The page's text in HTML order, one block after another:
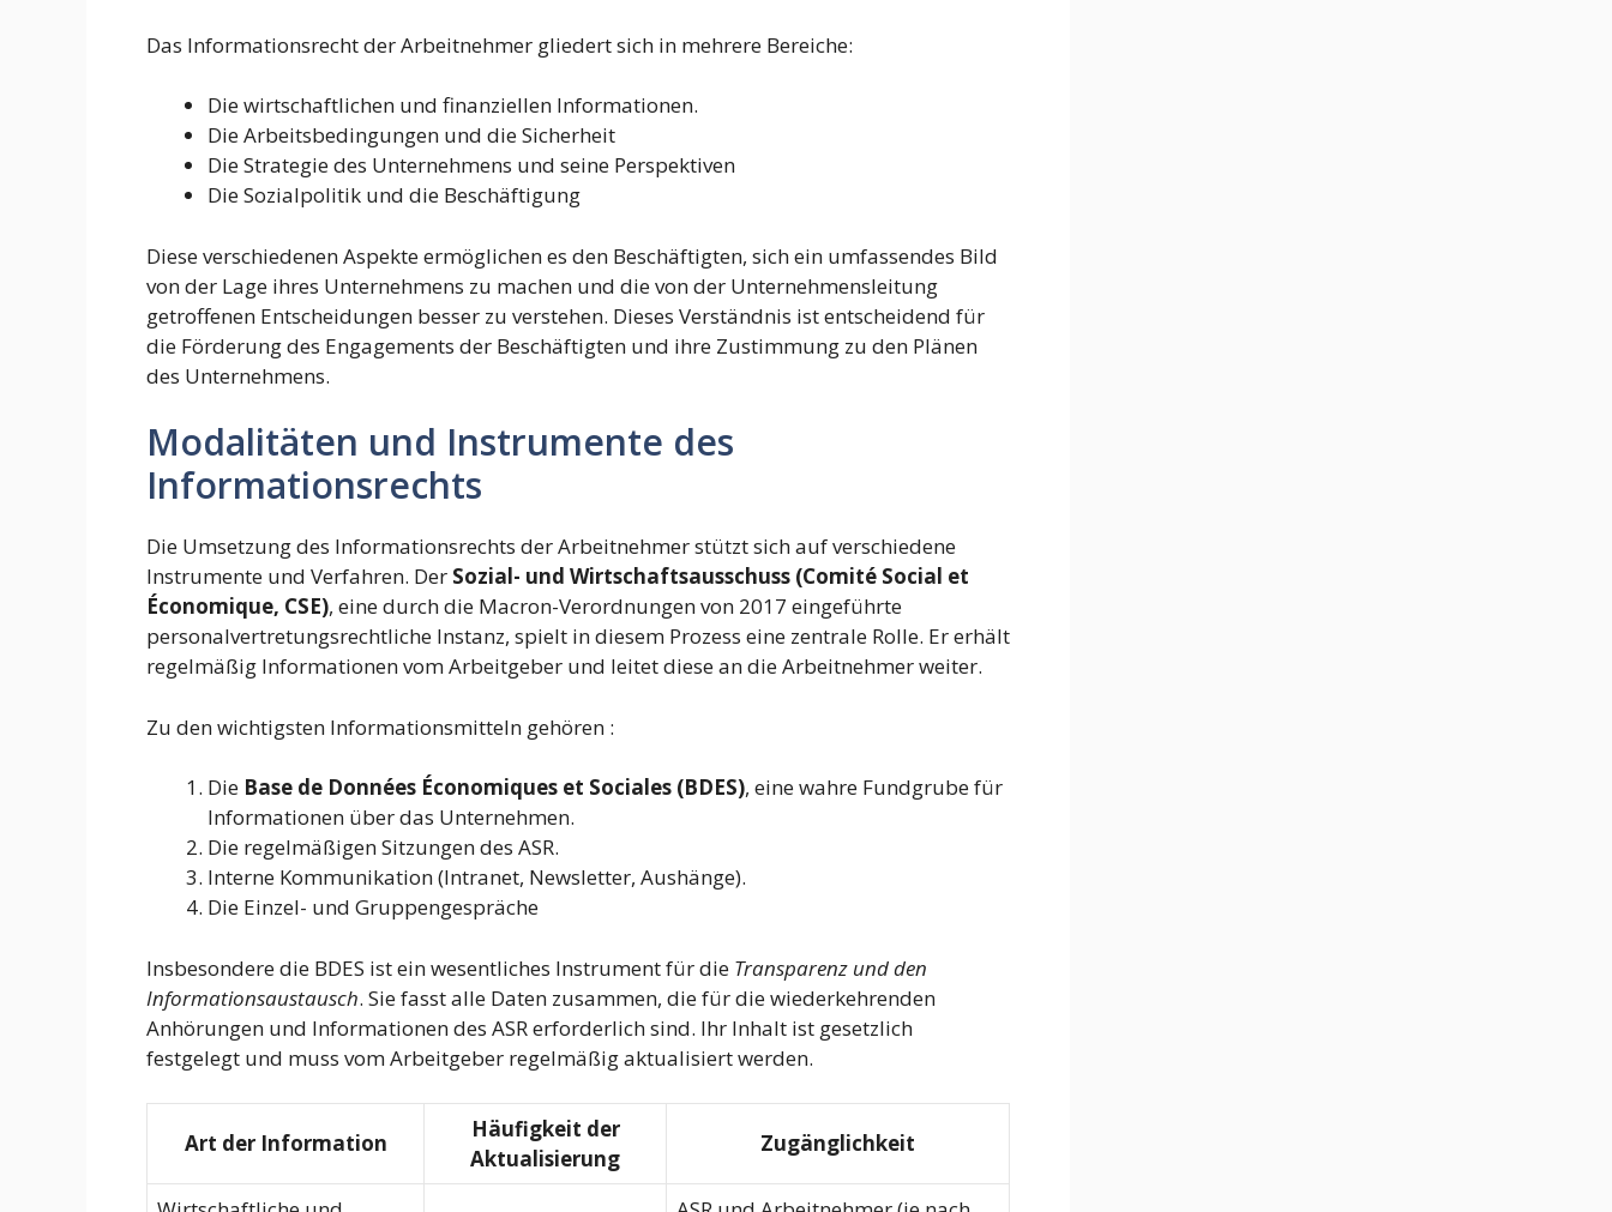
Das Informationsrecht der Arbeitnehmer gliedert sich in mehrere Bereiche:
Die wirtschaftlichen und finanziellen Informationen.
Die Arbeitsbedingungen und die Sicherheit
Die Strategie des Unternehmens und seine Perspektiven
Die Sozialpolitik und die Beschäftigung
Diese verschiedenen Aspekte ermöglichen es den Beschäftigten, sich ein umfassendes Bild
von der Lage ihres Unternehmens zu machen und die von der Unternehmensleitung
getroffenen Entscheidungen besser zu verstehen. Dieses Verständnis ist entscheidend für
die Förderung des Engagements der Beschäftigten und ihre Zustimmung zu den Plänen
des Unternehmens.
Modalitäten und Instrumente des
Informationsrechts
Die Umsetzung des Informationsrechts der Arbeitnehmer stützt sich auf verschiedene
Instrumente und Verfahren. Der Sozial- und Wirtschaftsausschuss (Comité Social et
Économique, CSE), eine durch die Macron-Verordnungen von 2017 eingeführte
personalvertretungsrechtliche Instanz, spielt in diesem Prozess eine zentrale Rolle. Er erhält
regelmäßig Informationen vom Arbeitgeber und leitet diese an die Arbeitnehmer weiter.
Zu den wichtigsten Informationsmitteln gehören :
Die Base de Données Économiques et Sociales (BDES), eine wahre Fundgrube für
Informationen über das Unternehmen.
Die regelmäßigen Sitzungen des ASR.
Interne Kommunikation (Intranet, Newsletter, Aushänge).
Die Einzel- und Gruppengespräche
Insbesondere die BDES ist ein wesentliches Instrument für die Transparenz und den
Informationsaustausch. Sie fasst alle Daten zusammen, die für die wiederkehrenden
Anhörungen und Informationen des ASR erforderlich sind. Ihr Inhalt ist gesetzlich
festgelegt und muss vom Arbeitgeber regelmäßig aktualisiert werden.
Art der Information
Häufigkeit der
Aktualisierung
Zugänglichkeit